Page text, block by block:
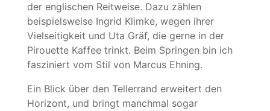
der englischen Reitweise. Dazu zählen
beispielsweise Ingrid Klimke, wegen ihrer
Vielseitigkeit und Uta Gräf, die gerne in der
Pirouette Kaffee trinkt. Beim Springen bin ich
fasziniert vom Stil von Marcus Ehning.
Ein Blick über den Tellerrand erweitert den
Horizont, und bringt manchmal sogar